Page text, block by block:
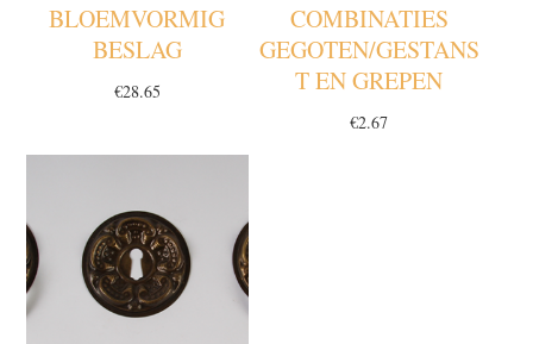
BLOEMVORMIG
BESLAG
€28.65
COMBINATIES
GEGOTEN/GESTANS
T EN GREPEN
€2.67